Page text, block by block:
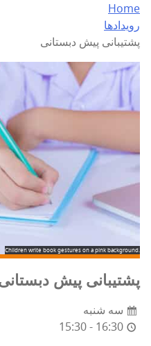
Home
رویدادها
پشتیبانی پیش دبستانی
Children write book gestures on a pink background.
پشتیبانی پیش
سه شنبه
15:30 - 16:30